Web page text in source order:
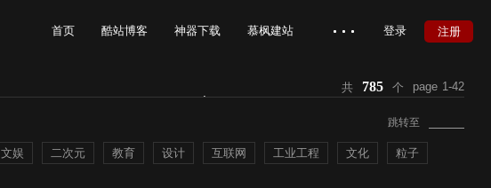
首页 酷站博客 神器下载 慕枫建站 登录 注册
共 785 个 page 1-42
文娱 二次元 教育 设计 互联网 工业工程 文化 粒子
跳转至